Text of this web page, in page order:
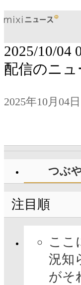
2025/10/04
配信のニュ
2025年10月04
つぶ
注目順
ここ
況知
がそ